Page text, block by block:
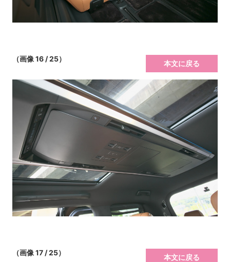
（画像 16 / 25）
本文に戻る
（画像 17 / 25）
本文に戻る